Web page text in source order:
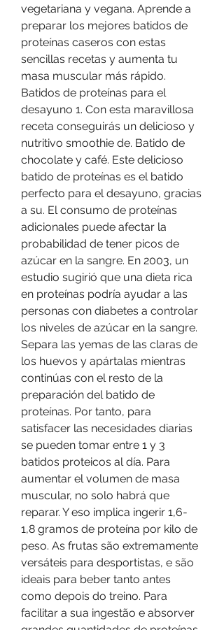
vegetariana y vegana. Aprende a
preparar los mejores batidos de
proteínas caseros con estas
sencillas recetas y aumenta tu
masa muscular más rápido.
Batidos de proteínas para el
desayuno 1. Con esta maravillosa
receta conseguirás un delicioso y
nutritivo smoothie de. Batido de
chocolate y café. Este delicioso
batido de proteínas es el batido
perfecto para el desayuno, gracias
a su. El consumo de proteínas
adicionales puede afectar la
probabilidad de tener picos de
azúcar en la sangre. En 2003, un
estudio sugirió que una dieta rica
en proteínas podría ayudar a las
personas con diabetes a controlar
los niveles de azúcar en la sangre.
Separa las yemas de las claras de
los huevos y apártalas mientras
continúas con el resto de la
preparación del batido de
proteínas. Por tanto, para
satisfacer las necesidades diarias
se pueden tomar entre 1 y 3
batidos proteicos al día. Para
aumentar el volumen de masa
muscular, no solo habrá que
reparar. Y eso implica ingerir 1,6-
1,8 gramos de proteína por kilo de
peso. As frutas são extremamente
versáteis para desportistas, e são
ideais para beber tanto antes
como depois do treino. Para
facilitar a sua ingestão e absorver